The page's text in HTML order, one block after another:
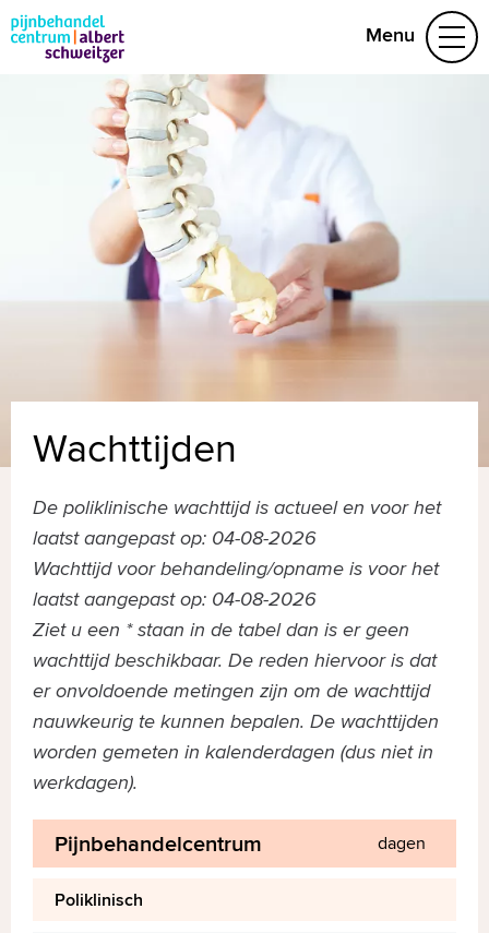
Menu
Aandoeningen
Behandelteam
Contact
(078) 654 22 19
Naar home asz.nl
Wachttijden
De poliklinische wachttijd is actueel en voor het
laatst aangepast op: 04-08-2026
Wachttijd voor behandeling/opname is voor het
laatst aangepast op: 04-08-2026
Ziet u een * staan in de tabel dan is er geen
wachttijd beschikbaar. De reden hiervoor is dat
er onvoldoende metingen zijn om de wachttijd
nauwkeurig te kunnen bepalen. De wachttijden
worden gemeten in kalenderdagen (dus niet in
werkdagen).
Pijnbehandelcentrum dagen
Poliklinisch